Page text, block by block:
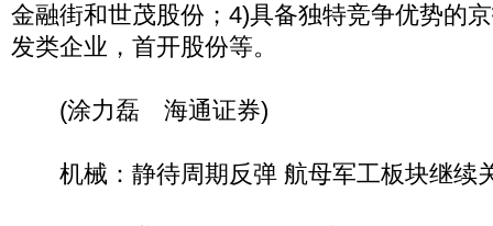
金融街和世茂股份；4)具备独特竞争优势的
发类企业，首开股份等。
(涂力磊 海通证券)
机械：静待周期反弹 航母军工板块继续